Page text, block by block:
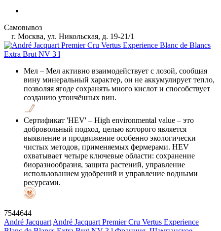
Самовывоз
г. Москва, ул. Никольская, д. 19-21/1
Мел – Мел активно взаимодействует с лозой, сообщая
вину минеральный характер, он не аккумулирует тепло,
позволяя ягоде сохранять много кислот и способствует
созданию утончённых вин.
Сертификат 'HEV' – High environmental value – это
добровольный подход, целью которого является
выявление и продвижение особенно экологически
чистых методов, применяемых фермерами. HEV
охватывает четыре ключевые области: сохранение
биоразнообразия, защита растений, управление
использованием удобрений и управление водными
ресурсами.
7544644
André Jacquart André Jacquart Premier Cru Vertus Experience